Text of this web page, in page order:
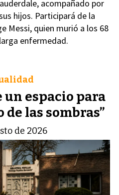
acompañado por
hijos. Participará de la
Messi, quien murió a los 68
enfermedad.
un espacio para
las sombras”
de 2026